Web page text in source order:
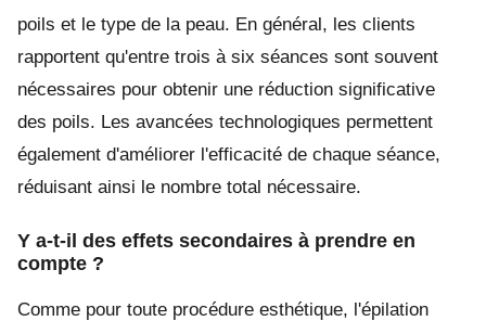
poils et le type de la peau. En général, les clients
rapportent qu'entre trois à six séances sont souvent
nécessaires pour obtenir une réduction significative
des poils. Les avancées technologiques permettent
également d'améliorer l'efficacité de chaque séance,
réduisant ainsi le nombre total nécessaire.
Y a-t-il des effets secondaires à prendre en
compte ?
Comme pour toute procédure esthétique, l'épilation